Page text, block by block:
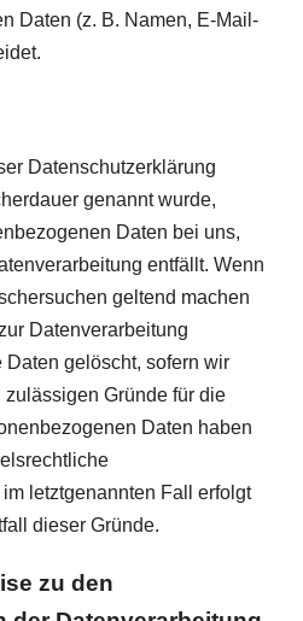
Daten (z. B. Namen, E-Mail-
Datenschutzerklärung
genannt wurde,
Daten bei uns,
entfällt. Wenn
geltend machen
Datenverarbeitung
gelöscht, sofern wir
Gründe für die
Daten haben
letztgenannten Fall erfolgt
dieser Gründe.
zu den